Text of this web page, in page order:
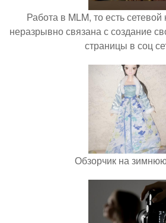
Работа в MLM, то есть
неразрывно связана с создание
страницы в соц
Обзорчик на